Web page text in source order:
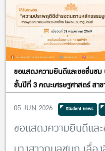
ขอแสดงความยินดีและขอชื่นชม
ชั้นปีที่ 3 คณะเศรษฐศาสตร์ สา
แห่งประเทศไทย ในพระบรมรา
05 JUN 2026 Student news
ขอแสดงความยินดีแล